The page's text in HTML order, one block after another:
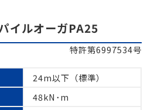
イルオーガPA25
特許第6997534号
24m以下（標準）
48kN･m